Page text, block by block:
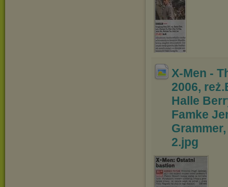
X-Men -
2006, reż.
Halle
Famke
2.jpg